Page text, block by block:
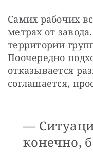
Самих рабочих
метрах от
территории
Поочередно
отказывается
соглашается,
—
конечно,